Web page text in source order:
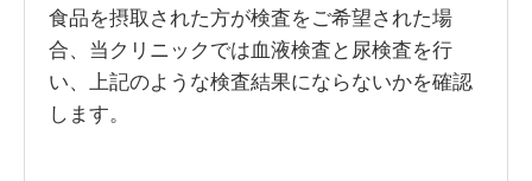
食品を摂取された方が検査をご希望された場
合、当クリニックでは血液検査と尿検査を行
い、上記のような検査結果にならないかを確認
します。